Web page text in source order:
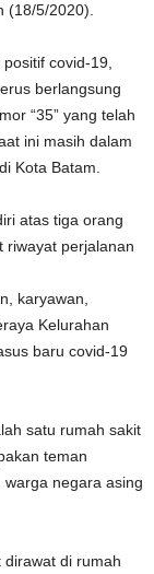
(18/5/2020).
covid-19,
berlangsung
“35” yang telah
ini masih dalam
Kota Batam.
atas tiga orang
riwayat perjalanan
karyawan,
Kelurahan
baru covid-19
satu rumah sakit
teman
negara asing
di rumah